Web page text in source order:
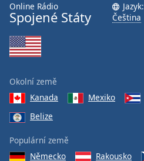
Online Rádio
Spojené Státy
Jazyk:
Čeština
Okolní země
Kanada
Mexiko
Belize
Populární země
Německo
Rakousko